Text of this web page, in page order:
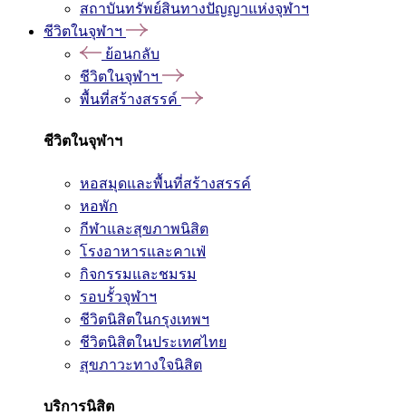
สถาบันทรัพย์สินทางปัญญาแห่งจุฬาฯ
ชีวิตในจุฬาฯ
ย้อนกลับ
ชีวิตในจุฬาฯ
พื้นที่สร้างสรรค์
ชีวิตในจุฬาฯ
หอสมุดและพื้นที่สร้างสรรค์
หอพัก
กีฬาและสุขภาพนิสิต
โรงอาหารและคาเฟ่
กิจกรรมและชมรม
รอบรั้วจุฬาฯ
ชีวิตนิสิตในกรุงเทพฯ
ชีวิตนิสิตในประเทศไทย
สุขภาวะทางใจนิสิต
บริการนิสิต